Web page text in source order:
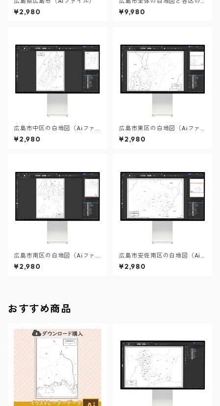
¥2,980
セット：町名も記載の地図デ
ータ（PDF・Aiファイル）
¥9,980
広島市中区の白地図（Aiファ
イル）
¥2,980
広島市東区の白地図（Aiファ
イル）
¥2,980
広島市南区の白地図（Aiファ
イル）
¥2,980
広島市安佐南区の白地図（Ai
ファイル）
¥2,980
おすすめ商品